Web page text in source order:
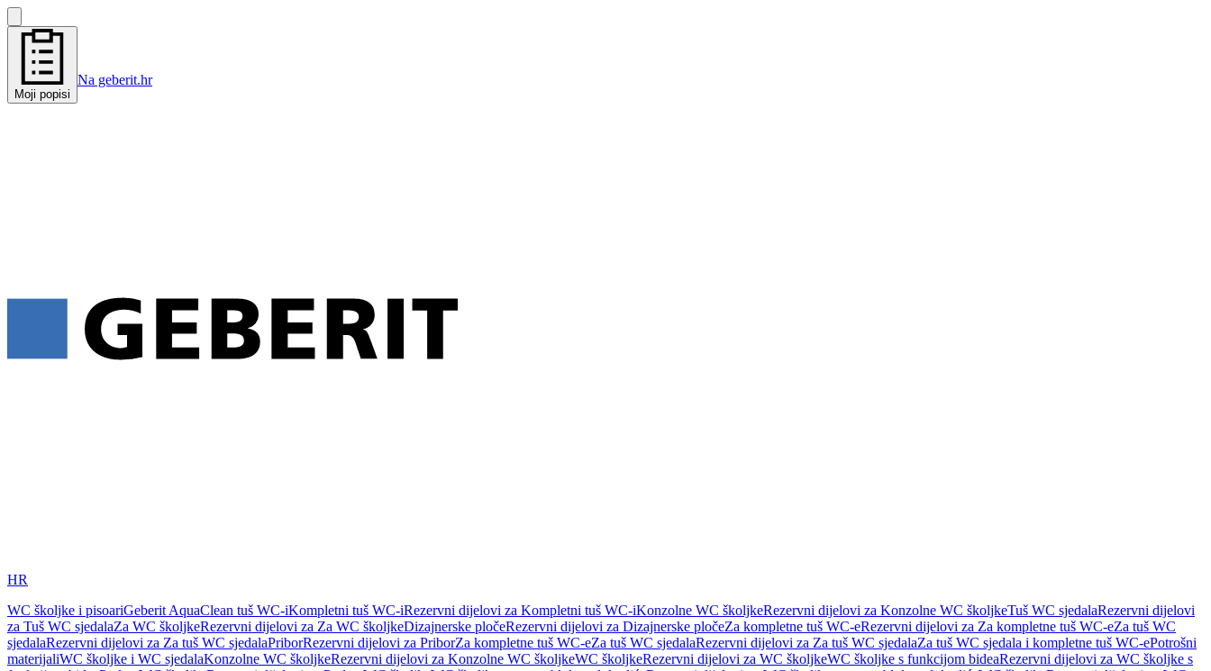
Moji popisi
Na geberit.hr
HR
WC školjke i pisoariGeberit AquaClean tuš WC-iKompletni tuš WC-iRezervni dijelovi za Kompletni tuš WC-iKonzolne WC školjkeRezervni dijelovi za Konzolne WC školjkeTuš WC sjedalaRezervni dijelovi
za Tuš WC sjedalaZa WC školjkeRezervni dijelovi za Za WC školjkeDizajnerske pločeRezervni dijelovi za Dizajnerske pločeZa kompletne tuš WC-eRezervni dijelovi za Za kompletne tuš WC-eZa tuš WC
sjedalaRezervni dijelovi za Za tuš WC sjedalaPriborRezervni dijelovi za PriborZa kompletne tuš WC-eZa tuš WC sjedalaRezervni dijelovi za Za tuš WC sjedalaZa tuš WC sjedala i kompletne tuš WC-ePotrošni
materijaliWC školjke i WC sjedalaKonzolne WC školjkeRezervni dijelovi za Konzolne WC školjkeWC školjkeRezervni dijelovi za WC školjkeWC školjke s funkcijom bideaRezervni dijelovi za WC školjke s